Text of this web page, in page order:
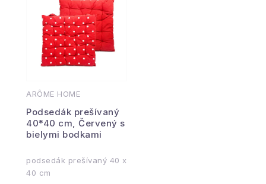
ARÔME HOME
Podsedák prešívaný
40*40 cm, Červený s
bielymi bodkami
podsedák prešívaný 40 x
40 cm